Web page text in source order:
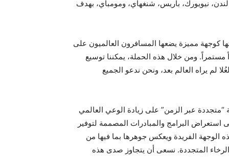
نيويورك، باريس، شنغهاي، ومومباي، بهدف
كوجهة مميزة يضعها المسافرون العالميون على
ومن خلال هذه الحملة، يمكننا توسيع
لم يراه العالم بعد، ونحن ندعو الجميع
“متجددة عبر الزمن” على زيادة الوعي العالمي
البرامج والمبادرات المصممة لتوفير
الوجهة الفريدة ويعكس جوهرها بما فيها من
والرخاء المتجددة. نسعى أن يتجاوز صدى هذه